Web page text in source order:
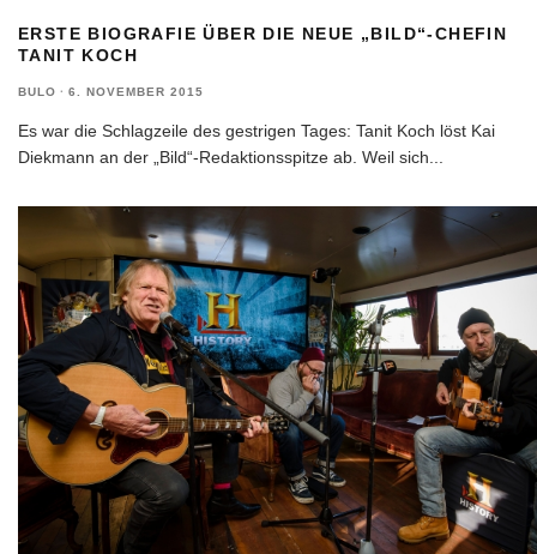
ERSTE BIOGRAFIE ÜBER DIE NEUE „BILD“-CHEFIN
TANIT KOCH
BULO · 6. NOVEMBER 2015
Es war die Schlagzeile des gestrigen Tages: Tanit Koch löst Kai
Diekmann an der „Bild“-Redaktionsspitze ab. Weil sich